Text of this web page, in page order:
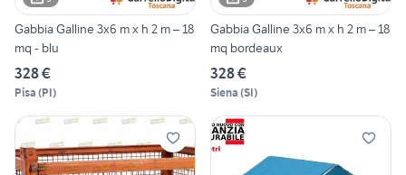
Gabbia Galline 3x6 m x h 2 m – 18
mq - blu
328 €
Pisa (PI)
Gabbia Galline 3x6 m x h 2 m – 18
mq bordeaux
328 €
Siena (SI)